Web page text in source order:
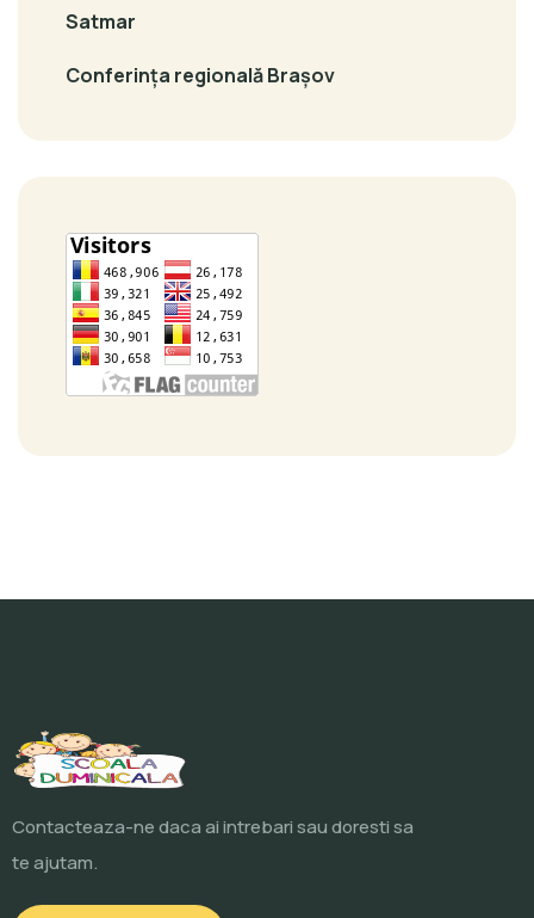
Satmar
Conferința regională Brașov
Contacteaza-ne daca ai intrebari sau doresti sa
te ajutam.